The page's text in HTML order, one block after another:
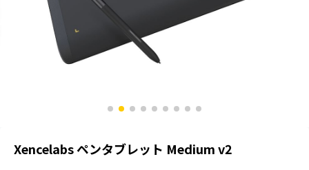
Xencelabs ペンタブレット Medium v2